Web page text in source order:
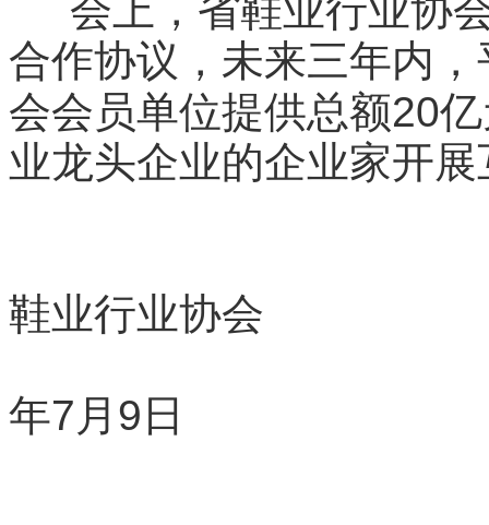
会上，省鞋业行业协
合作协议，未来三年内
会会员单位提供总额20
业龙头企业的企业家开
鞋业行业协会
年7 月 9 日